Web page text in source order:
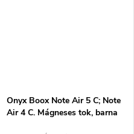
Onyx Boox Note Air 5 C; Note
Air 4 C. Mágneses tok, barna